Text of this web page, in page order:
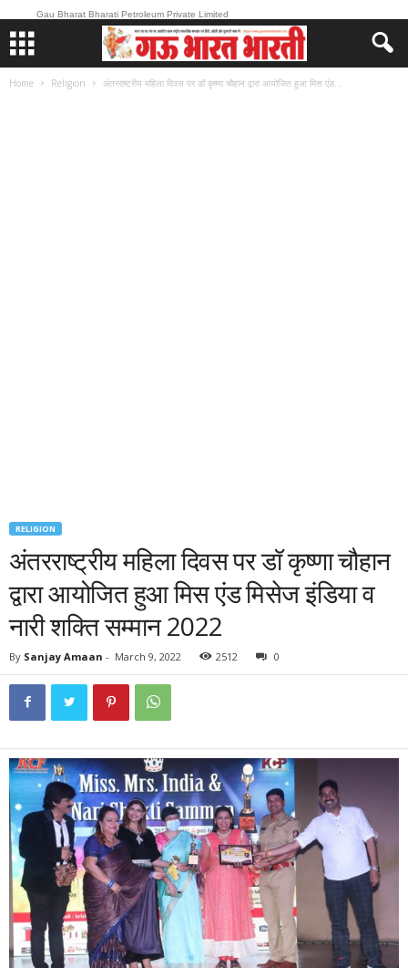
Gau Bharat Bharati Petroleum Private Limited
Home Religion अंतरराष्ट्रीय महिला दिवस पर डॉ कृष्णा चौहान द्वारा आयोजित हुआ मिस एंड...
RELIGION
अंतरराष्ट्रीय महिला दिवस पर डॉ कृष्णा चौहान
द्वारा आयोजित हुआ मिस एंड मिसेज इंडिया व
नारी शक्ति सम्मान 2022
By Sanjay Amaan - March 9, 2022 2512 0